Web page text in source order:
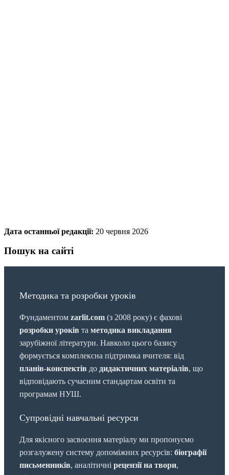
Дата останньої редакції: 20 червня 2026
Пошук на сайті
Методика та розробки уроків
Фундаментом zarlit.com (з 2008 року) є фахові
розробки уроків та методика викладання
зарубіжної літератури. Навколо цього базису
формується комплексна підтримка вчителя: від
планів-конспектів до дидактичних матеріалів, що
відповідають сучасним стандартам освіти та
програмам НУШ.
Супровідні навчальні ресурси
Для якісного засвоєння матеріалу ми пропонуємо
розгалужену систему допоміжних ресурсів: біографії
письменників, аналітичні рецензії на твори,